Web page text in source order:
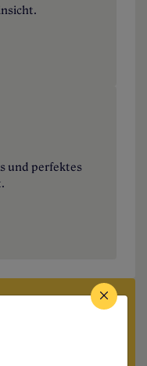
und perfektes